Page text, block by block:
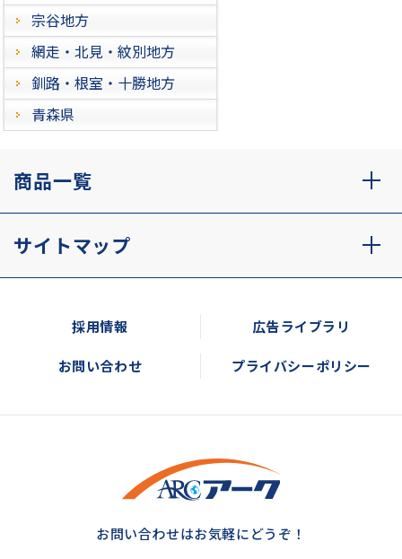
宗谷地方
網走・北見・紋別地方
釧路・根室・十勝地方
青森県
商品一覧
サイトマップ
採用情報 広告ライブラリ
お問い合わせ プライバシーポリシー
お問い合わせはお気軽にどうぞ！